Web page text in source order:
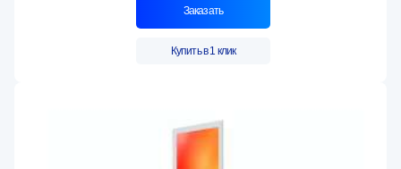
Заказать
Купить в 1 клик